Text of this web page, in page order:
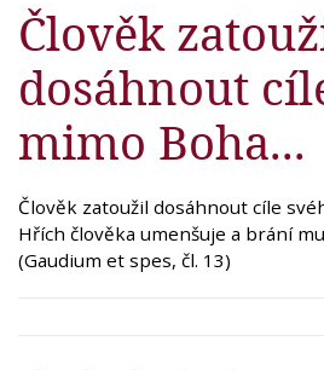
Člověk
dosáhnout
mimo Boha...
Člověk zatoužil dosáhnout cíle
Hřích člověka umenšuje a brání
(Gaudium et spes, čl. 13)